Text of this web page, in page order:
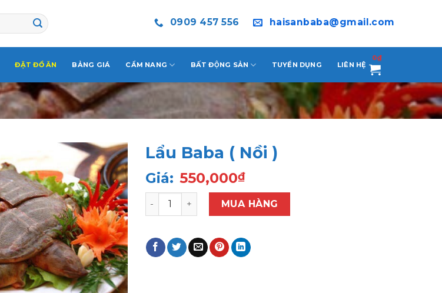
0909 457 556 haisanbaba@gmail.com
ĐẶT ĐỒ ĂN BẢNG GIÁ CẨM NANG BẤT ĐỘNG SẢN TUYỂN DỤNG LIÊN HỆ
0₫
Lẩu Baba ( Nồi )
Giá: 550,000₫
Lẩu Baba ( Nồi ) số lượng
MUA HÀNG